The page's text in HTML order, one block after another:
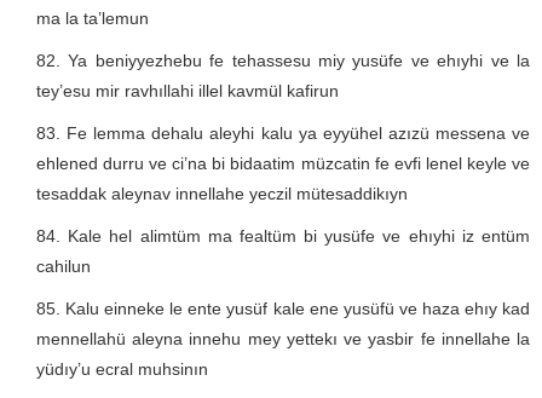
ma la ta’lemun
Ya beniyyezhebu fe tehassesu miy yusüfe ve ehıyhi ve la
tey’esu mir ravhıllahi illel kavmül kafirun
Fe lemma dehalu aleyhi kalu ya eyyühel azızü messena ve
ehlened durru ve ci’na bi bidaatim müzcatin fe evfi lenel keyle ve
tesaddak aleynav innellahe yeczil mütesaddikıyn
Kale hel alimtüm ma fealtüm bi yusüfe ve ehıyhi iz entüm
cahilun
Kalu einneke le ente yusüf kale ene yusüfü ve haza ehıy kad
mennellahü aleyna innehu mey yettekı ve yasbir fe innellahe la
yüdıy’u ecral muhsinın